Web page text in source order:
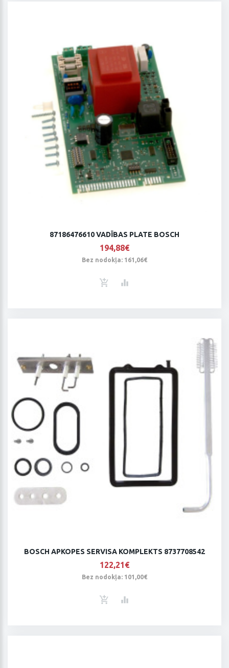
87186476610 VADĪBAS PLATE BOSCH
194,88€
Bez nodokļa: 161,06€
BOSCH APKOPES SERVISA KOMPLEKTS 8737708542
122,21€
Bez nodokļa: 101,00€